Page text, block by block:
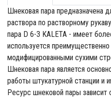
Шнековая пара предназначена
раствора по растворному
пара D 6-3 KALETA - имеет
используется
модифицированными сухими
Шнековая пара является
работы штукатурной станции и
Ресурс шнековой пары зависит